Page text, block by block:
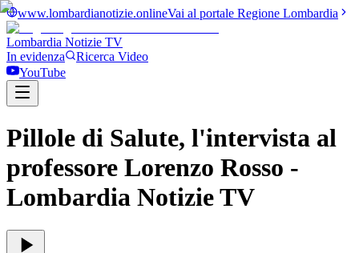
www.lombardianotizie.onlineVai al portale Regione Lombardia
Lombardia Notizie TV
In evidenza
Ricerca Video
YouTube
Pillole di Salute, l'intervista al
professore Lorenzo Rosso -
Lombardia Notizie TV